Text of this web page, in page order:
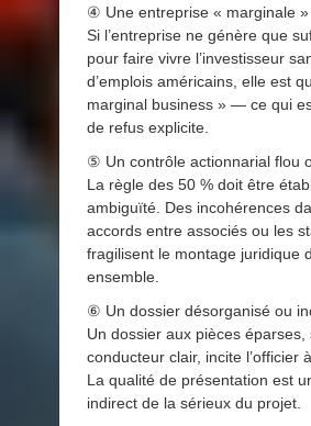
④ Une entreprise « marginale »
Si l’entreprise ne génère que
pour faire vivre l’investisseur
d’emplois américains, elle est
marginal business » — ce qui
de refus explicite.
⑤ Un contrôle actionnarial flou
La règle des 50 % doit être
ambiguïté. Des incohérences
accords entre associés ou les
fragilisent le montage juridique
ensemble.
⑥ Un dossier désorganisé ou
Un dossier aux pièces éparses,
conducteur clair, incite l’officier
La qualité de présentation est
indirect de la sérieux du projet.